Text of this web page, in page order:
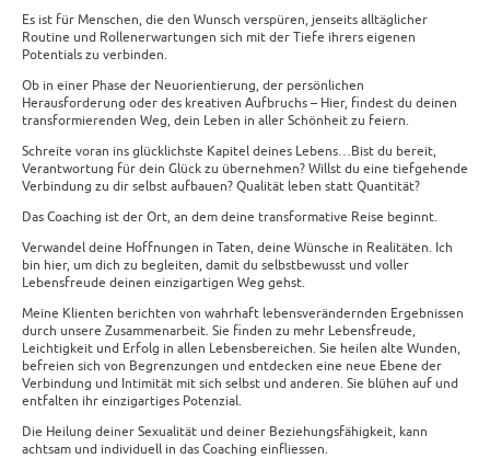
Es ist für Menschen, die den Wunsch verspüren, jenseits alltäglicher
Routine und Rollenerwartungen sich mit der Tiefe ihrers eigenen
Potentials zu verbinden.
Ob in einer Phase der Neuorientierung, der persönlichen
Herausforderung oder des kreativen Aufbruchs – Hier, findest du deinen
transformierenden Weg, dein Leben in aller Schönheit zu feiern.
Schreite voran ins glücklichste Kapitel deines Lebens…Bist du bereit,
Verantwortung für dein Glück zu übernehmen? Willst du eine tiefgehende
Verbindung zu dir selbst aufbauen? Qualität leben statt Quantität?
Das Coaching ist der Ort, an dem deine transformative Reise beginnt.
Verwandel deine Hoffnungen in Taten, deine Wünsche in Realitäten. Ich
bin hier, um dich zu begleiten, damit du selbstbewusst und voller
Lebensfreude deinen einzigartigen Weg gehst.
Meine Klienten berichten von wahrhaft lebensverändernden Ergebnissen
durch unsere Zusammenarbeit. Sie finden zu mehr Lebensfreude,
Leichtigkeit und Erfolg in allen Lebensbereichen. Sie heilen alte Wunden,
befreien sich von Begrenzungen und entdecken eine neue Ebene der
Verbindung und Intimität mit sich selbst und anderen. Sie blühen auf und
entfalten ihr einzigartiges Potenzial.
Die Heilung deiner Sexualität und deiner Beziehungsfähigkeit, kann
achtsam und individuell in das Coaching einfliessen.